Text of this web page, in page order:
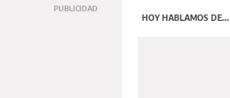
HOY HABLAMOS DE...